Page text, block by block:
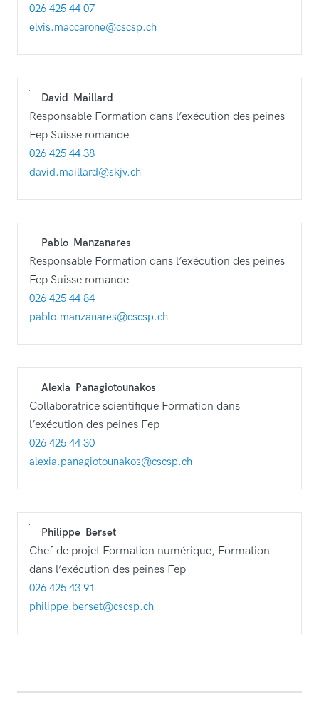
026 425 44 07
elvis.maccarone@cscsp.ch
David Maillard
Responsable Formation dans l’exécution des peines
Fep Suisse romande
026 425 44 38
david.maillard@skjv.ch
Pablo Manzanares
Responsable Formation dans l’exécution des peines
Fep Suisse romande
026 425 44 84
pablo.manzanares@cscsp.ch
Alexia Panagiotounakos
Collaboratrice scientifique Formation dans
l’exécution des peines Fep
026 425 44 30
alexia.panagiotounakos@cscsp.ch
Philippe Berset
Chef de projet Formation numérique, Formation
dans l’exécution des peines Fep
026 425 43 91
philippe.berset@cscsp.ch